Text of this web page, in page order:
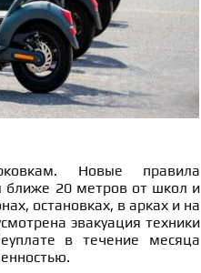
Новые правила
ближе 20 метров от школ и
остановках, в арках и на
эвакуация техники
в течение месяца